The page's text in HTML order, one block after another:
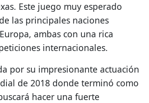
Este juego muy esperado
las principales naciones
ambas con una rica
internacionales.
por su impresionante actuación
de 2018 donde terminó como
hacer una fuerte